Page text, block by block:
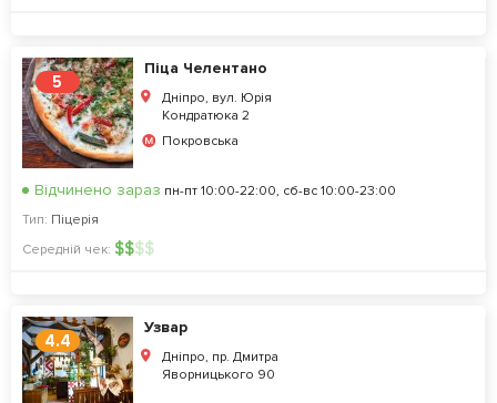
5
Піца Челентано
Дніпро, вул. Юрія
Кондратюка 2
Покровська
Відчинено зараз пн-пт 10:00-22:00, сб-вс 10:00-23:00
Тип: Піцерія
Середній чек: $$$$
4.4
Узвар
Дніпро, пр. Дмитра
Яворницького 90